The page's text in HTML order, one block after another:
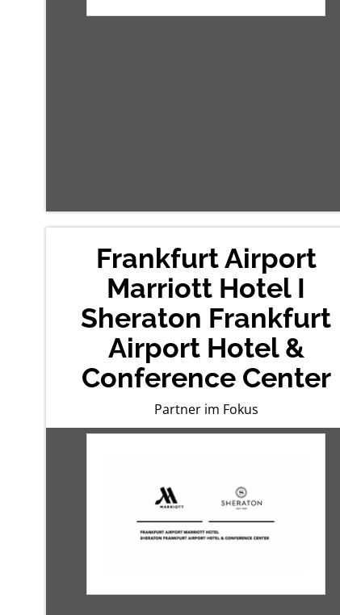
Frankfurt Airport
Marriott Hotel I
Sheraton Frankfurt
Airport Hotel &
Conference Center
Partner im Fokus